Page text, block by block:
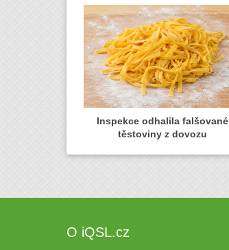
Inspekce odhalila falšované
těstoviny z dovozu
O iQSL.cz